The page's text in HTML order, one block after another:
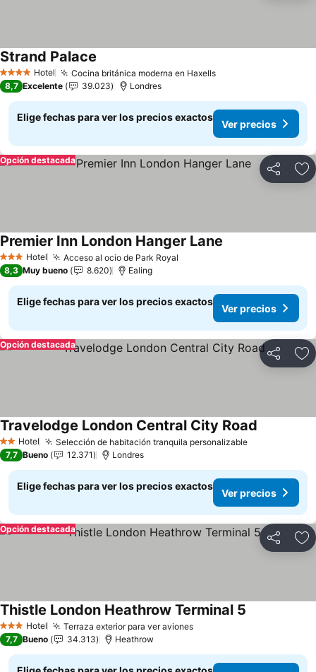
4 EstrellasHotel Cocina británica moderna en Haxells
Strand Palace
8,7 Excelente 39.023 Londres
Elige fechas para ver los precios exactos
Ver precios
Compartir
Opción destacada
3 Estrellas
Hotel Acceso al ocio de Park Royal
Premier Inn London Hanger Lane
8,3 Muy bueno 8.620 Ealing
Elige fechas para ver los precios exactos
Ver precios
Compartir
Opción destacada
2 Estrellas
Hotel Selección de habitación tranquila personalizable
Travelodge London Central City Road
7,7 Bueno 12.371 Londres
Elige fechas para ver los precios exactos
Ver precios
Compartir
Opción destacada
3 Estrellas
Hotel Terraza exterior para ver aviones
Thistle London Heathrow Terminal 5
7,7 Bueno 34.313 Heathrow